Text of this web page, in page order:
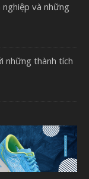
và những
những thành tích